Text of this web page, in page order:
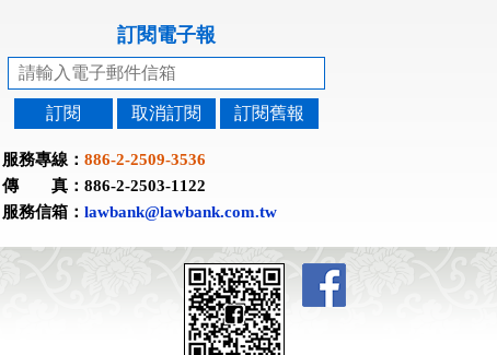
訂閱電子報
訂閱 取消訂閱 訂閱舊報
服務專線： 886-2-2509-3536
傳 真：886-2-2503-1122
服務信箱： lawbank@lawbank.com.tw